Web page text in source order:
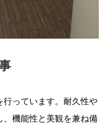
行っています。耐久性や
、機能性と美観を兼ね備